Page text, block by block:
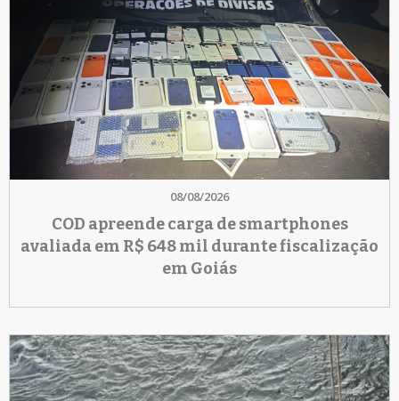
08/08/2026
COD apreende carga de smartphones
avaliada em R$ 648 mil durante fiscalização
em Goiás